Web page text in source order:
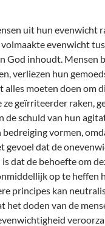
uit hun evenwicht
evenwicht
God inhoudt. Mensen
verliezen hun
alles moeten doen om
geïrriteerder raken,
de schuld van hun
bedreiging vormen,
gevoel dat de
dat de behoefte om
op te heffen
principes kan
het doden van de